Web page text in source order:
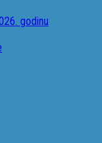
godinu